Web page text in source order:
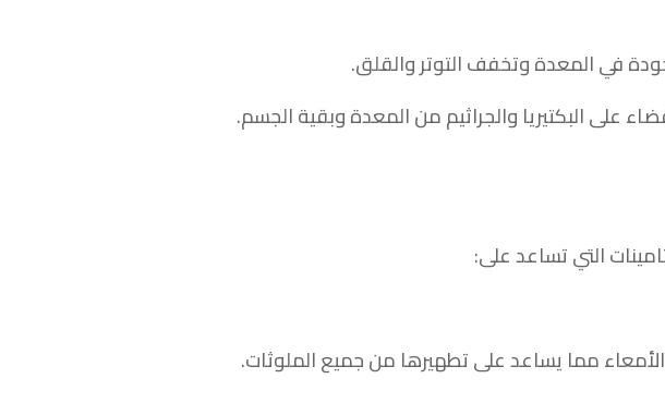
في المعدة وتخفف التوتر والقلق.
على البكتيريا والجراثيم من المعدة وبقية الجسم.
التي تساعد على:
مما يساعد على تطهيرها من جميع الملوثات.